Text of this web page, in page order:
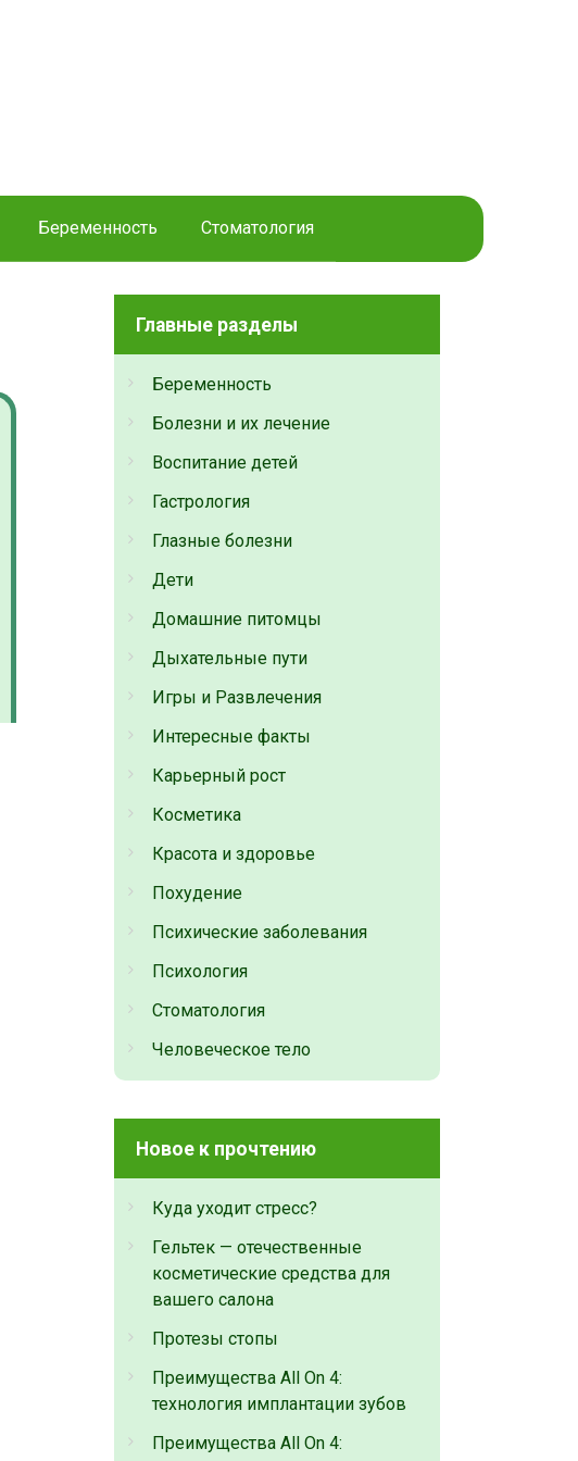
Беременность Стоматология
Главные разделы
Беременность
Болезни и их лечение
Воспитание детей
Гастрология
Глазные болезни
Дети
Домашние питомцы
Дыхательные пути
Игры и Развлечения
Интересные факты
Карьерный рост
Косметика
Красота и здоровье
Похудение
Психические заболевания
Психология
Стоматология
Человеческое тело
Новое к прочтению
Куда уходит стресс?
Гельтек — отечественные
косметические средства для
вашего салона
Протезы стопы
Преимущества All On 4:
технология имплантации зубов
Преимущества All On 4: